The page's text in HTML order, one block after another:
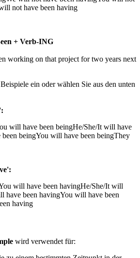
not have been having
+ Verb-ING
working on that project for two years next
ein oder wählen Sie aus den unten
will have been beingHe/She/It will have
beingYou will have been beingThey
will have been havingHe/She/It will
have been havingYou will have been
having
wird verwendet für: